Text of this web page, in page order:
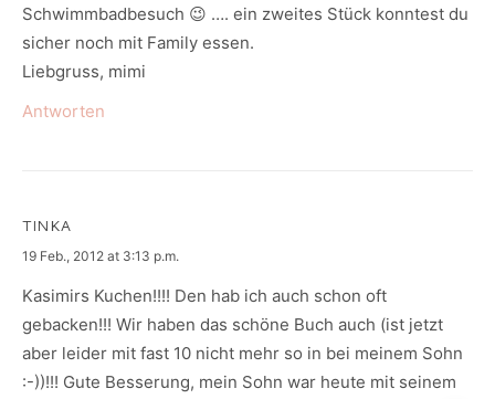
Schwimmbadbesuch 😉 …. ein zweites Stück konntest du
sicher noch mit Family essen.
Liebgruss, mimi
Antworten
TINKA
says:
19 Feb., 2012 at 3:13 p.m.
Kasimirs Kuchen!!!! Den hab ich auch schon oft
gebacken!!! Wir haben das schöne Buch auch (ist jetzt
aber leider mit fast 10 nicht mehr so in bei meinem Sohn
:-))!!! Gute Besserung, mein Sohn war heute mit seinem